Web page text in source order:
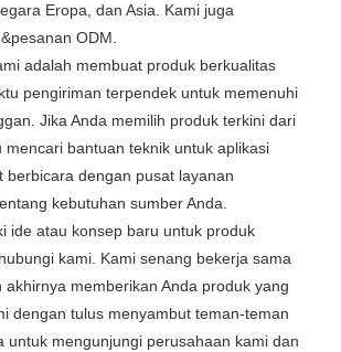
Eropa, dan Asia. Kami juga
ODM.
adalah membuat produk berkualitas
pengiriman terpendek untuk memenuhi
Jika Anda memilih produk terkini dari
mencari bantuan teknik untuk aplikasi
berbicara dengan pusat layanan
kebutuhan sumber Anda.
ide atau konsep baru untuk produk
kami. Kami senang bekerja sama
akhirnya memberikan Anda produk yang
dengan tulus menyambut teman-teman
untuk mengunjungi perusahaan kami dan